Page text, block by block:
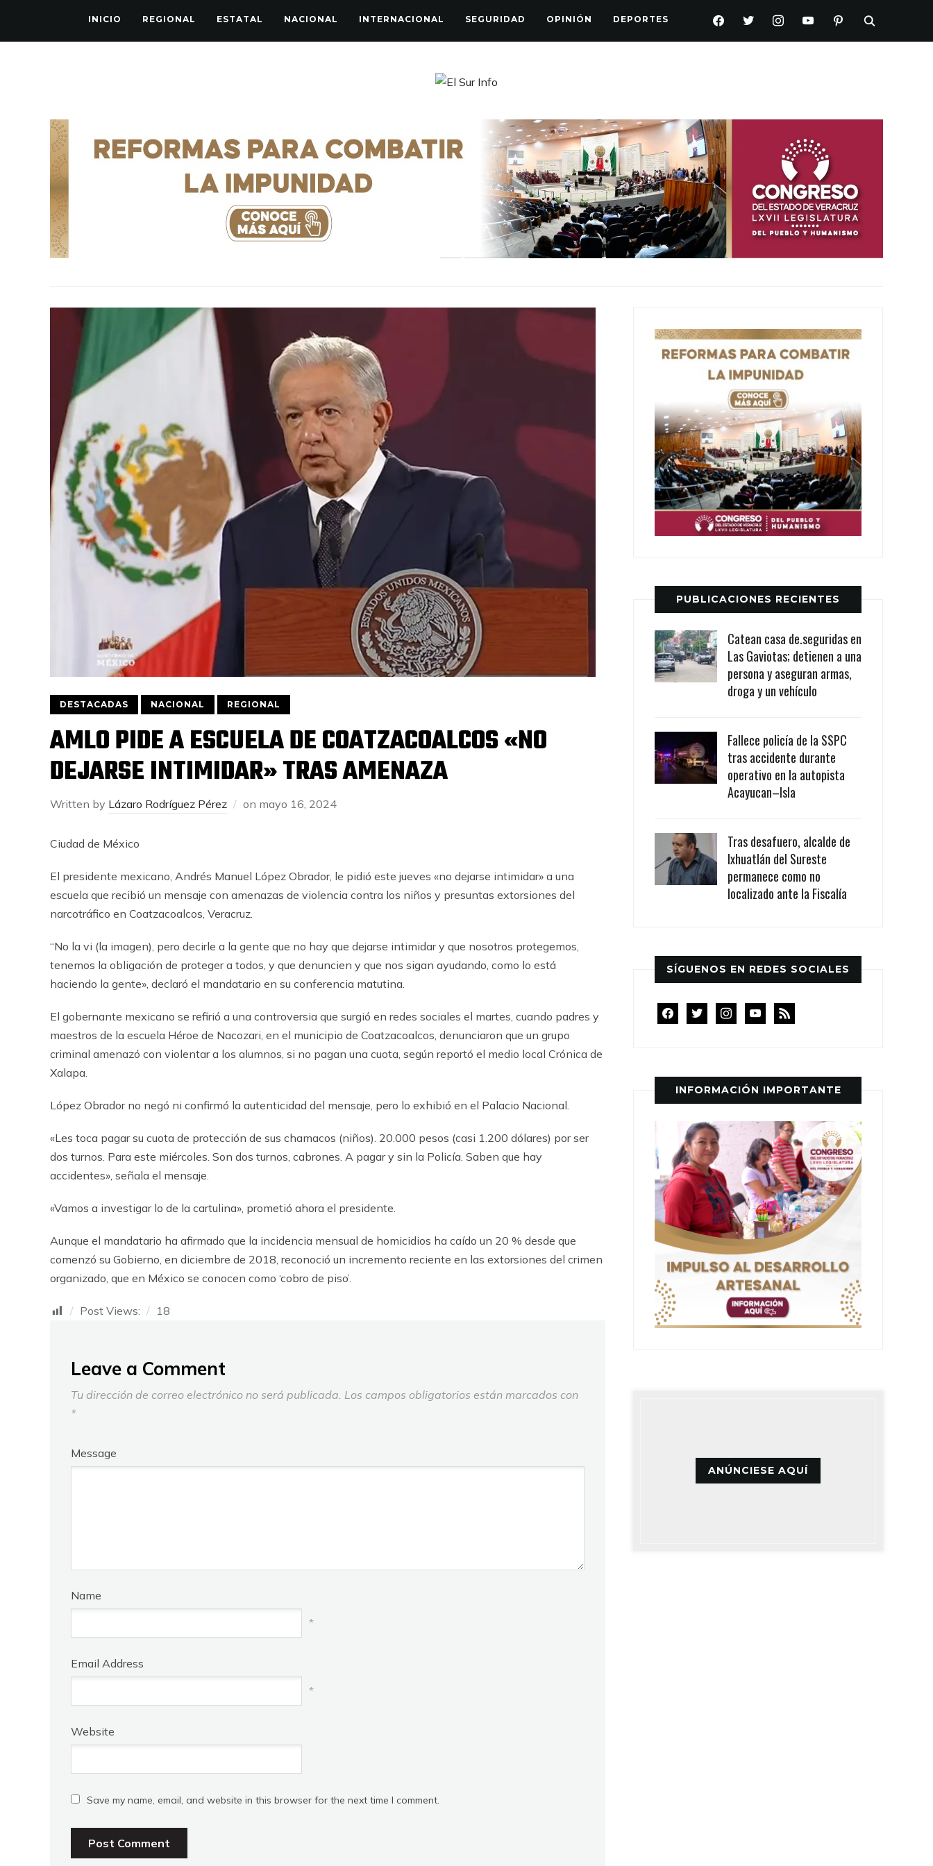
INICIO REGIONAL ESTATAL NACIONAL INTERNACIONAL SEGURIDAD OPINIÓN DEPORTES FACEBOOKTWITTERINSTAGRAMYOUTUBEPINTEREST
DESTACADAS NACIONAL REGIONAL
AMLO PIDE A ESCUELA DE COATZACOALCOS «NO
DEJARSE INTIMIDAR» TRAS AMENAZA
Written by Lázaro Rodríguez Pérez on mayo 16, 2024
Ciudad de México
El presidente mexicano, Andrés Manuel López Obrador, le pidió este jueves «no dejarse intimidar» a una
escuela que recibió un mensaje con amenazas de violencia contra los niños y presuntas extorsiones del
narcotráfico en Coatzacoalcos, Veracruz.
“No la vi (la imagen), pero decirle a la gente que no hay que dejarse intimidar y que nosotros protegemos,
tenemos la obligación de proteger a todos, y que denuncien y que nos sigan ayudando, como lo está
haciendo la gente», declaró el mandatario en su conferencia matutina.
El gobernante mexicano se refirió a una controversia que surgió en redes sociales el martes, cuando padres y
maestros de la escuela Héroe de Nacozari, en el municipio de Coatzacoalcos, denunciaron que un grupo
criminal amenazó con violentar a los alumnos, si no pagan una cuota, según reportó el medio local Crónica de
Xalapa.
López Obrador no negó ni confirmó la autenticidad del mensaje, pero lo exhibió en el Palacio Nacional.
«Les toca pagar su cuota de protección de sus chamacos (niños). 20.000 pesos (casi 1.200 dólares) por ser
dos turnos. Para este miércoles. Son dos turnos, cabrones. A pagar y sin la Policía. Saben que hay
accidentes», señala el mensaje.
«Vamos a investigar lo de la cartulina», prometió ahora el presidente.
Aunque el mandatario ha afirmado que la incidencia mensual de homicidios ha caído un 20 % desde que
comenzó su Gobierno, en diciembre de 2018, reconoció un incremento reciente en las extorsiones del crimen
organizado, que en México se conocen como ‘cobro de piso’.
Post Views: 18
Leave a Comment
Tu dirección de correo electrónico no será publicada. Los campos obligatorios están marcados con
*
Message
Name
*
Email Address
*
Website
Save my name, email, and website in this browser for the next time I comment.
PUBLICACIONES RECIENTES
Catean casa de.seguridas en
Las Gaviotas; detienen a una
persona y aseguran armas,
droga y un vehículo
Fallece policía de la SSPC
tras accidente durante
operativo en la autopista
Acayucan–Isla
Tras desafuero, alcalde de
Ixhuatlán del Sureste
permanece como no
localizado ante la Fiscalía
SÍGUENOS EN REDES SOCIALES
facebooktwitterinstagramyoutube
rss
INFORMACIÓN IMPORTANTE
ANÚNCIESE AQUÍ